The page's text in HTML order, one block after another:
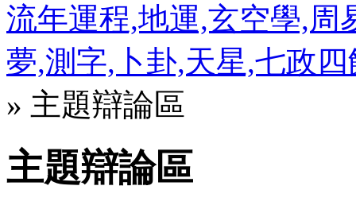
流年運程,地運,玄空學,周
夢,測字,卜卦,天星,七政
» 主題辯論區
主題辯論區